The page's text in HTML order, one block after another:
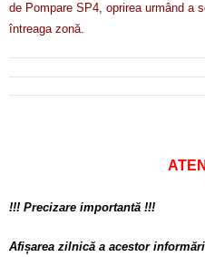
de Pompare SP4, oprirea urmând a
întreaga zonă.
!!! Precizare importantă !!!
Afișarea zilnică a acestor